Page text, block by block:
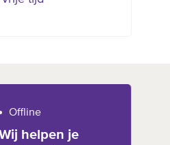
Offline
helpen je